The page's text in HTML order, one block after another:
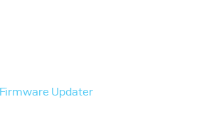
Updater